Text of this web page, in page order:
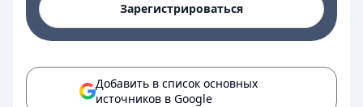
Зарегистрироваться
Добавить в список основных
источников в Google